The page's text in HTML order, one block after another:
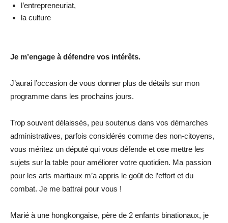
l’entrepreneuriat,
la culture
Je m’engage à défendre vos intérêts.
J’aurai l’occasion de vous donner plus de détails sur mon
programme dans les prochains jours.
Trop souvent délaissés, peu soutenus dans vos démarches
administratives, parfois considérés comme des non-citoyens,
vous méritez un député qui vous défende et ose mettre les
sujets sur la table pour améliorer votre quotidien. Ma passion
pour les arts martiaux m’a appris le goût de l’effort et du
combat. Je me battrai pour vous !
Marié à une hongkongaise, père de 2 enfants binationaux, je